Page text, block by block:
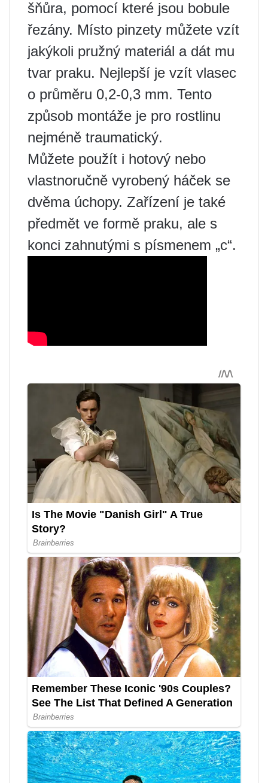
šňůra, pomocí které jsou bobule
řezány. Místo pinzety můžete vzít
jakýkoli pružný materiál a dát mu
tvar praku. Nejlepší je vzít vlasec
o průměru 0,2-0,3 mm. Tento
způsob montáže je pro rostlinu
nejméně traumatický.
Můžete použít i hotový nebo
vlastnoručně vyrobený háček se
dvěma úchopy. Zařízení je také
předmět ve formě praku, ale s
konci zahnutými s písmenem „c“.